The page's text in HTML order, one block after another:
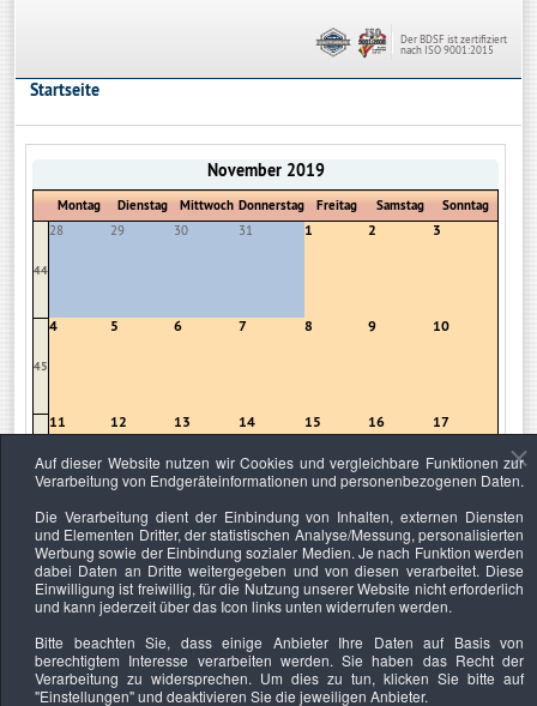
Der BDSF ist zertifiziert
nach ISO 9001:2015
Startseite
November 2019
Montag Dienstag Mittwoch Donnerstag Freitag Samstag Sonntag
44
28 29 30 31 1 2 3
45
4 5 6 7 8 9 10
46
11 12 13 14 15 16 17
47
18 19 20 21 22 23 24
48
25 26 27 28 29 30 1
Auf dieser Website nutzen wir Cookies und vergleichbare Funktionen zur
Verarbeitung von Endgeräteinformationen und personenbezogenen Daten.
Die Verarbeitung dient der Einbindung von Inhalten, externen Diensten
und Elementen Dritter, der statistischen Analyse/Messung, personalisierten
Werbung sowie der Einbindung sozialer Medien. Je nach Funktion werden
dabei Daten an Dritte weitergegeben und von diesen verarbeitet. Diese
Einwilligung ist freiwillig, für die Nutzung unserer Website nicht erforderlich
und kann jederzeit über das Icon links unten widerrufen werden.
Bitte beachten Sie, dass einige Anbieter Ihre Daten auf Basis von
berechtigtem Interesse verarbeiten werden. Sie haben das Recht der
Verarbeitung zu widersprechen. Um dies zu tun, klicken Sie bitte auf
"Einstellungen"und deaktivieren Sie die jeweiligen Anbieter.